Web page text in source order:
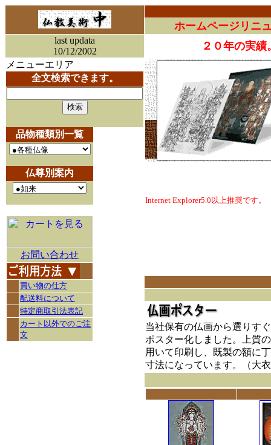
ホームページリニ
last updata
10/12/2002
２０年の実
メニューエリア
全文検索できます。
品物種類別一覧
仏尊別案内
お問い合わせ
買い物の仕方
配送料について
特定商取引法表記
カート以外でのご注
文
Internet Explorer5.0以上推奨です。
当社保有の仏画から選りす
ポスター化しました。上質
用いて印刷し、既製の額に
寸法になっています。（大